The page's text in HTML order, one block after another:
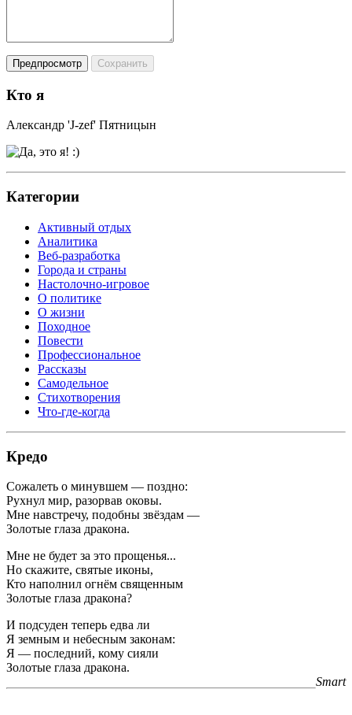
Кто я
Александр 'J-zef' Пятницын
Категории
Активный отдых
Аналитика
Веб-разработка
Города и страны
Настолочно-игровое
О политике
О жизни
Походное
Повести
Профессиональное
Рассказы
Самодельное
Стихотворения
Что-где-когда
Кредо
Сожалеть о минувшем — поздно:
Рухнул мир, разорвав оковы.
Мне навстречу, подобны звёздам —
Золотые глаза дракона.
Мне не будет за это прощенья...
Но скажите, святые иконы,
Кто наполнил огнём священным
Золотые глаза дракона?
И подсуден теперь едва ли
Я земным и небесным законам:
Я — последний, кому сияли
Золотые глаза дракона.
Smart